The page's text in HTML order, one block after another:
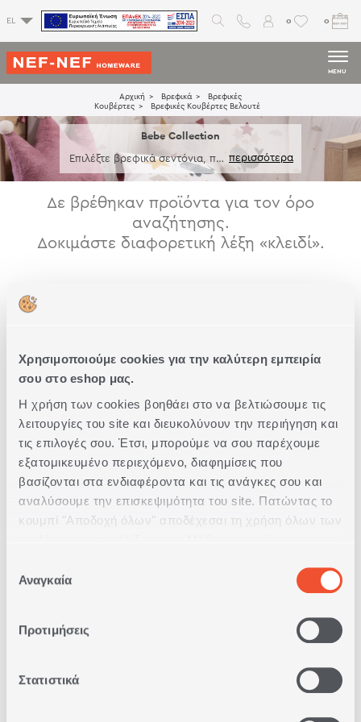
Χρησιμοποιούμε cookies για την καλύτερη εμπειρία
σου στο eshop μας.
Η χρήση των cookies βοηθάει στο να βελτιώσουμε τις
λειτουργίες του site και διευκολύνουν την περιήγηση και
τις επιλογές σου. Έτσι, μπορούμε να σου παρέχουμε
εξατομικευμένο περιεχόμενο, διαφημίσεις που
βασίζονται στα ενδιαφέροντα και τις ανάγκες σου και
αναλύσουμε την επισκεψιμότητα του site. Πατώντας το
κουμπί "Αποδοχή όλων" αποδέχεσαι τη χρήση όλων των
"Προσαρμογή".
συγκατάθεσης
Αναγκαία
Προτιμήσεις
Στατιστικά
EL 0 0
MENU
Αρχική Βρεφικά
Βρεφικές
Κουβέρτες
Βρεφικές Κουβέρτες Βελουτέ
Bebe Collection
Επιλέξτε βρεφικά σεντόνια, πάν
τες και διακοσμητικά είδη και χ
αρίστε στα μικρά σας ένα ονειρ
εμένο βρεφικό δωμάτιο γεμάτο
φαντασία.
Δε βρέθηκαν προϊόντα για τον όρο
αναζήτησης.
Δοκιμάστε διαφορετική λέξη «κλειδί».
από κατάστημα
Δωρεάν
Μεταφορικά
Άνω των 79€